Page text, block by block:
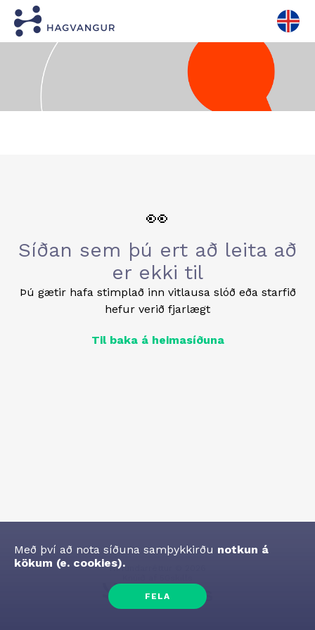
👀
Síðan sem þú ert að leita að
er ekki til
Þú gætir hafa stimplað inn vitlausa slóð eða starfið
hefur verið fjarlægt
Til baka á heimasíðuna
Höfundarréttur
Með því að nota síðuna samþykkirðu notkun á
kökum (e. cookies).
FELA